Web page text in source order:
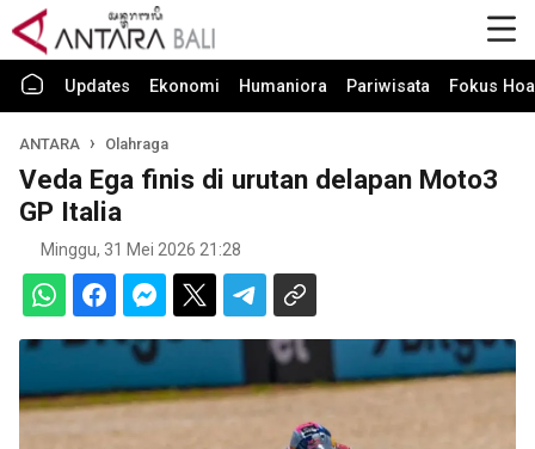
Updates Ekonomi Humaniora Pariwisata Fokus
ANTARA Olahraga
Veda Ega finis di urutan delapan Moto3
GP Italia
Minggu, 31 Mei 2026 21:28